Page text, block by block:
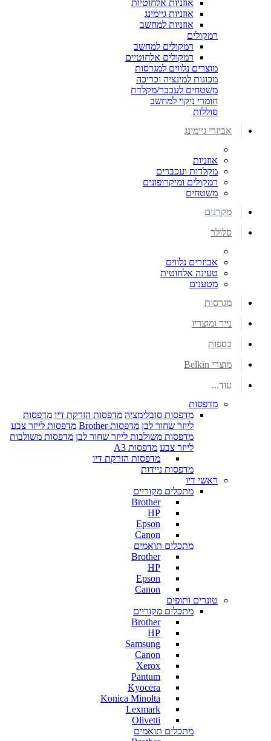
אוזניות אלחוטיות
אוזניות גיימינג
אוזניות למחשב
רמקולים
רמקולים למחשב
רמקולים אלחוטיים
מוצרים נלווים למגרסות
מכונות למינציה וכריכה
משטחים לעכבר/מקלדת
חומרי ניקוי למחשב
סוללות
אביזרי גיימינג
אוזניות
מקלדות ועכברים
רמקולים ומיקרופונים
משטחים
מקרנים
סלולר
אביזרים נלווים
טעינה אלחוטית
מטענים
מגרסות
נייר ומוצריו
כספות
מוצרי Belkin
עוד...
מדפסות
מדפסות סובלימציה מדפסות הזרקת דיו מדפסות
לייזר שחור לבן מדפסות Brother
מדפסות לייזר צבע
מדפסות משולבות לייזר שחור לבן מדפסות משולבות
לייזר צבע מדפסות A3
מדפסות הזרקת דיו
מדפסות ניידות
ראשי דיו
מתכלים מקוריים
Brother
HP
Epson
Canon
מתכלים תואמים
Brother
HP
Epson
Canon
טונרים ותופים
מתכלים מקוריים
Brother
HP
Samsung
Canon
Xerox
Pantum
Kyocera
Konica Minolta
Lexmark
Olivetti
מתכלים תואמים